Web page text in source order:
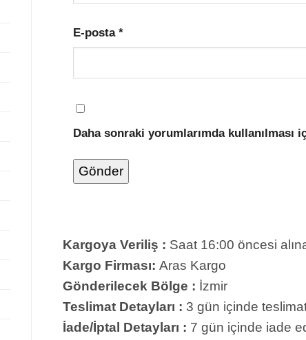
E-posta *
Daha sonraki yorumlarımda kullanılması
Kargoya Veriliş : Saat 16:00 öncesi
Kargo Firması: Aras Kargo
Gönderilecek Bölge : İzmir
Teslimat Detayları : 3 gün içinde
İade/İptal Detayları : 7 gün içinde iade